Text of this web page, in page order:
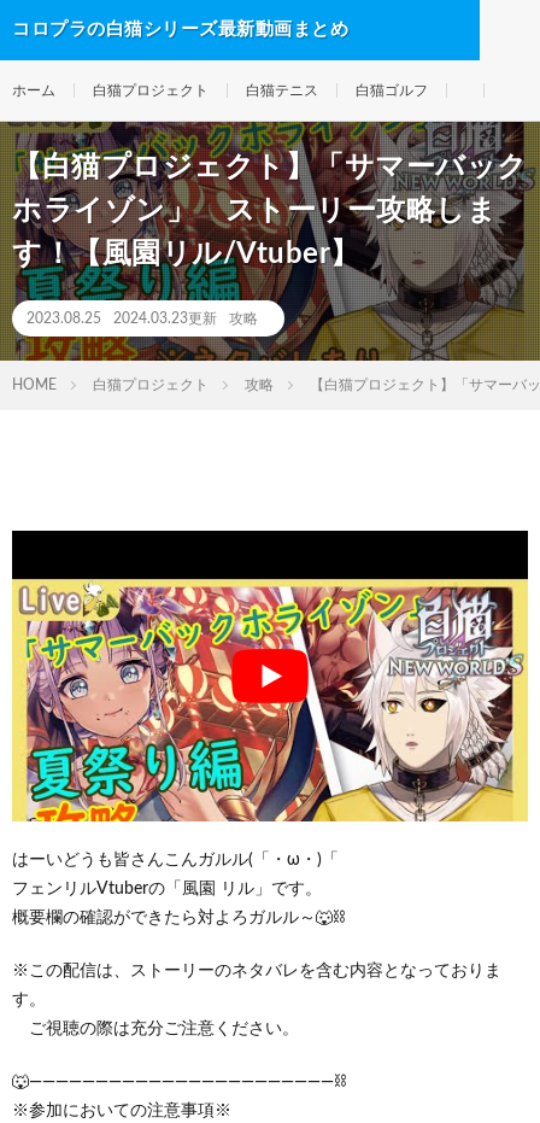
コロプラの白猫シリーズ最新動画まとめ
ホーム 白猫プロジェクト 白猫テニス 白猫ゴルフ
【白猫プロジェクト】「サマーバック
ホライゾン」 ストーリー攻略しま
す！【風園リル/Vtuber】
2023.08.25 2024.03.23更新 攻略
HOME 白猫プロジェクト 攻略 【白猫プロジェクト】「サマー
はーいどうも皆さんこんガルル(「・ω・)「
フェンリルVtuberの「風園 リル」です。
概要欄の確認ができたら対よろガルル～🐺⛓
※この配信は、ストーリーのネタバレを含む内容となっておりま
す。
ご視聴の際は充分ご注意ください。
🐺———————————————————————⛓
※参加においての注意事項※